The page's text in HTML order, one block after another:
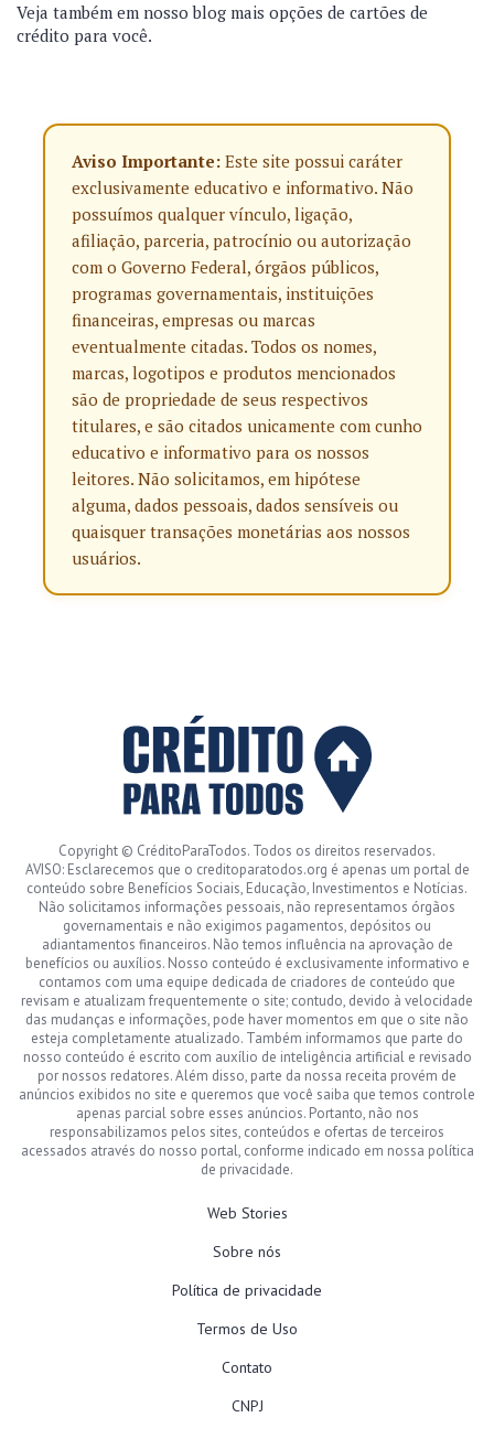
Veja também em nosso blog mais opções de cartões de
crédito para você.
Aviso Importante: Este site possui caráter
exclusivamente educativo e informativo. Não
possuímos qualquer vínculo, ligação,
afiliação, parceria, patrocínio ou autorização
com o Governo Federal, órgãos públicos,
programas governamentais, instituições
financeiras, empresas ou marcas
eventualmente citadas. Todos os nomes,
marcas, logotipos e produtos mencionados
são de propriedade de seus respectivos
titulares, e são citados unicamente com cunho
educativo e informativo para os nossos
leitores. Não solicitamos, em hipótese
alguma, dados pessoais, dados sensíveis ou
quaisquer transações monetárias aos nossos
usuários.
Copyright © CréditoParaTodos. Todos os direitos reservados.
AVISO: Esclarecemos que o creditoparatodos.org é apenas um portal de
conteúdo sobre Benefícios Sociais, Educação, Investimentos e Notícias.
Não solicitamos informações pessoais, não representamos órgãos
governamentais e não exigimos pagamentos, depósitos ou
adiantamentos financeiros. Não temos influência na aprovação de
benefícios ou auxílios. Nosso conteúdo é exclusivamente informativo e
contamos com uma equipe dedicada de criadores de conteúdo que
revisam e atualizam frequentemente o site; contudo, devido à velocidade
das mudanças e informações, pode haver momentos em que o site não
esteja completamente atualizado. Também informamos que parte do
nosso conteúdo é escrito com auxílio de inteligência artificial e revisado
por nossos redatores. Além disso, parte da nossa receita provém de
anúncios exibidos no site e queremos que você saiba que temos controle
apenas parcial sobre esses anúncios. Portanto, não nos
responsabilizamos pelos sites, conteúdos e ofertas de terceiros
acessados através do nosso portal, conforme indicado em nossa política
de privacidade.
Web Stories
Sobre nós
Política de privacidade
Termos de Uso
Contato
CNPJ